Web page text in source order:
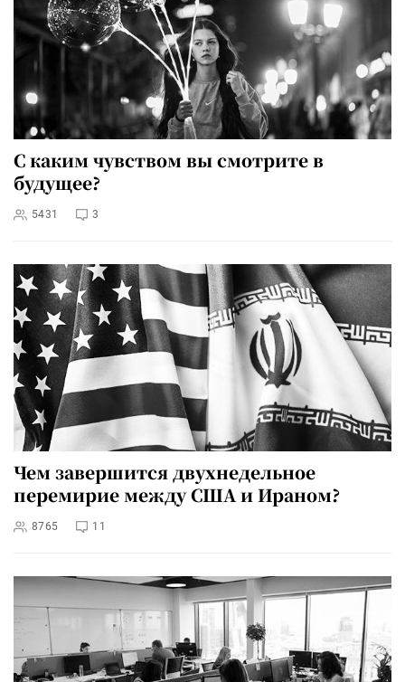
С каким чувством вы смотрите в
будущее?
5431 3
Чем завершится двухнедельное
перемирие между США и Ираном?
8765 11